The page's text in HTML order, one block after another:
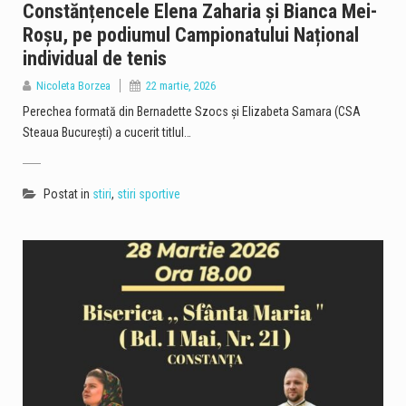
Constănțencele Elena Zaharia și Bianca Mei-
Roșu, pe podiumul Campionatului Național
individual de tenis
Nicoleta Borzea 22 martie, 2026
Perechea formată din Bernadette Szocs și Elizabeta Samara (CSA
Steaua București) a cucerit titlul…
Postat in stiri, stiri sportive